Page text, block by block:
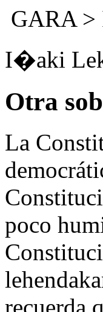
GARA>
I�aki
Otra
La
poco
recuerda